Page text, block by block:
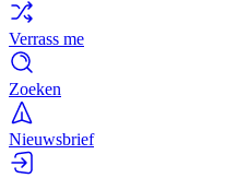
Verrass me
Zoeken
Nieuwsbrief